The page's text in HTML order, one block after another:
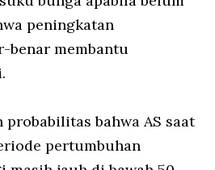
peningkatan
benar membantu
probabilitas bahwa AS saat
pertumbuhan